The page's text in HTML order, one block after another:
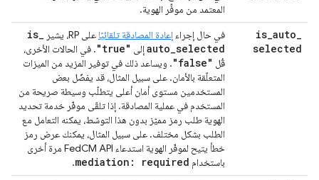
المعتمد من موفِّر الهوية.
is_auto_
selected
في حال إجراء إعادة المصادقة تلقائيًا على RP، يشير is_
auto_selected إلى "true". في الحالات الأخرى،
قُل "false". ويساعد ذلك في توفير المزيد من الميزات
المتعلّقة بالأمان. على سبيل المثال، قد يفضّل بعض
المستخدمين مستوى أمان أعلى يتطلّب وسيطة صريحة من
المستخدم في عملية المصادقة. إذا تلقّى موفّر خدمة تحديد
الهوية طلب رمز مميّز بدون هذا التوسّط، يمكنه التعامل مع
الطلب بشكل مختلف. على سبيل المثال، يمكنك عرض رمز
خطأ يتيح لموفّر الهوية استدعاء FedCM API مرة أخرى
باستخدام mediation: required
.